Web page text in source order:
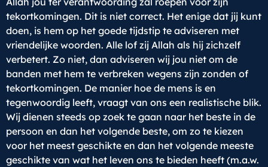
tekortkomingen. Dit is niet correct. Het enige dat jij kunt
doen, is hem op het goede tijdstip te adviseren met
vriendelijke woorden. Alle lof zij Allah als hij zichzelf
verbetert. Zo niet, dan adviseren wij jou niet om de
banden met hem te verbreken wegens zijn zonden of
tekortkomingen. De manier hoe de mens is en
tegenwoordig leeft, vraagt van ons een realistische blik.
Wij dienen steeds op zoek te gaan naar het beste in de
persoon en dan het volgende beste, om zo te kiezen
voor het meest geschikte en dan het volgende meeste
geschikte van wat het leven ons te bieden heeft (m.a.w.